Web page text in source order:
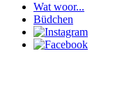
Wat woor...
Büdchen